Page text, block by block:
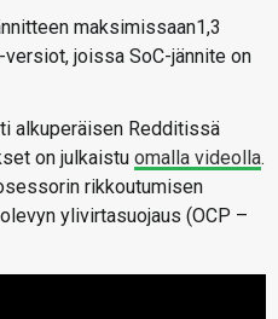
maksimissaan1,3
joissa SoC-jännite on
alkuperäisen Redditissä
on julkaistu omalla videolla.
rikkoutumisen
ylivirtasuojaus (OCP –